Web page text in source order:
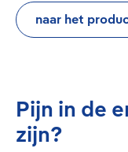
naar het
Pijn in de
zijn?